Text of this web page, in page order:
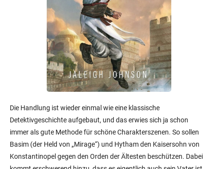
Die Handlung ist wieder einmal wie eine klassische
Detektivgeschichte aufgebaut, und das erwies sich ja schon
immer als gute Methode für schöne Charakterszenen. So sollen
Basim (der Held von „Mirage“) und Hytham den Kaisersohn von
Konstantinopel gegen den Orden der Ältesten beschützen. Dabei